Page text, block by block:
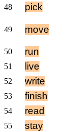
48
pick
49 move
50 run
51
live
52
write
53
finish
54
read
55
stay